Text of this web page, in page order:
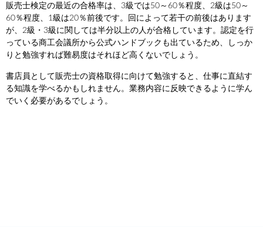
販売士検定の最近の合格率は、3級では50～60％程度、2級は50～
60％程度、1級は20％前後です。回によって若干の前後はあります
が、2級・3級に関しては半分以上の人が合格しています。認定を行
っている商工会議所から公式ハンドブックも出ているため、しっか
りと勉強すれば難易度はそれほど高くないでしょう。
書店員として販売士の資格取得に向けて勉強すると、仕事に直結す
る知識を学べるかもしれません。業務内容に反映できるように学ん
でいく必要があるでしょう。